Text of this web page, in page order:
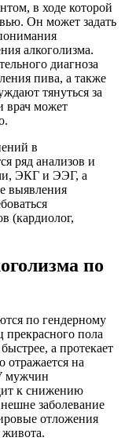
в ходе которой
Он может задать
алкоголизма.
диагноза
пива, а также
тянуться за
врач может
в
ряд анализов и
ЭКГ и ЭЭГ, а
выявления
(кардиолог,
по
по гендерному
прекрасного пола
а протекает
отражается на
мужчин
к снижению
заболевание
отложения